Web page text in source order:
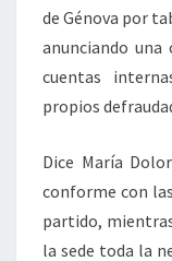
de Génova por
anunciando
cuentas
propios
Dice María
conforme con
partido,
la sede toda la